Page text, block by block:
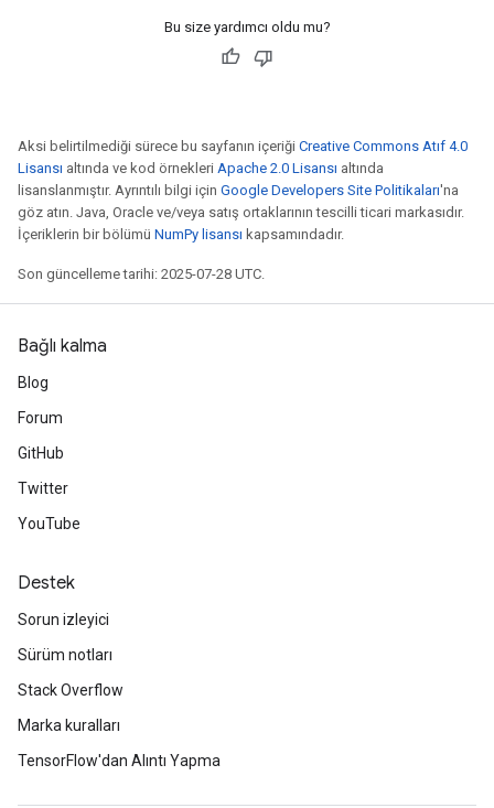
Bu size yardımcı oldu mu?
Aksi belirtilmediği sürece bu sayfanın içeriği Creative Commons Atıf 4.0
Lisansı altında ve kod örnekleri Apache 2.0 Lisansı altında
lisanslanmıştır. Ayrıntılı bilgi için Google Developers Site Politikaları'na
göz atın. Java, Oracle ve/veya satış ortaklarının tescilli ticari markasıdır.
İçeriklerin bir bölümü NumPy lisansı kapsamındadır.
Son güncelleme tarihi: 2025-07-28 UTC.
Bağlı kalma
Blog
Forum
GitHub
Twitter
YouTube
Destek
Sorun izleyici
Sürüm notları
Stack Overflow
Marka kuralları
TensorFlow'dan Alıntı Yapma